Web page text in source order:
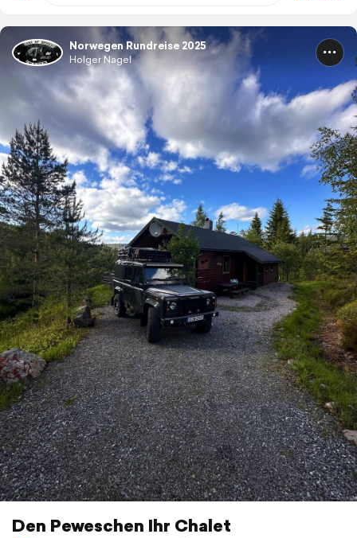
Norwegen Rundreise 2025
Holger Nagel
Den Peweschen Ihr Chalet